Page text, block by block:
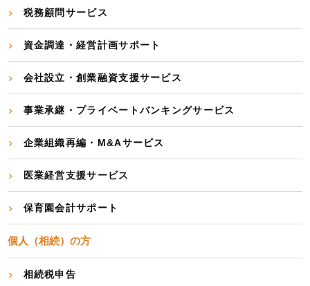
税務顧問サービス
資金調達・経営計画サポート
会社設立・創業融資支援サービス
事業承継・プライベートバンキングサービス
企業組織再編・M&Aサービス
医業経営支援サービス
保育園会計サポート
個人（相続）の方
相続税申告